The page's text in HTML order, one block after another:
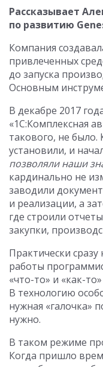
Рассказывает
по развитию
Компания
привлеченных
до запуска
Основным
В декабре 2017
«1С:Комплексная
такового, не было.
установили, и
позволяли наши
кардинально не
заводили
и реализации, а
где строили
закупки,
Практически
работы
«что-то» и «как-
В технологию
нужная «галочка»
нужно.
В таком режиме
Когда пришло